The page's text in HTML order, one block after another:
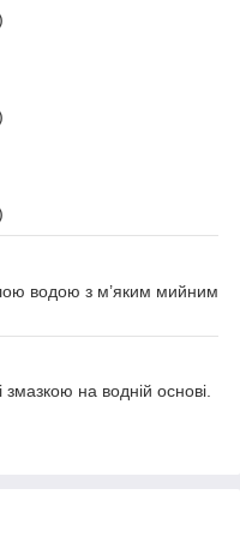
водою з м’яким мийним
змазкою на водній основі.